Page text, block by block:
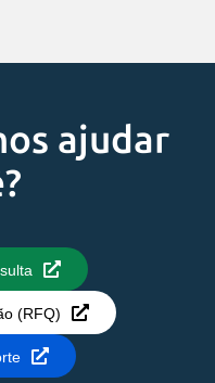
ajudar
(RFQ)